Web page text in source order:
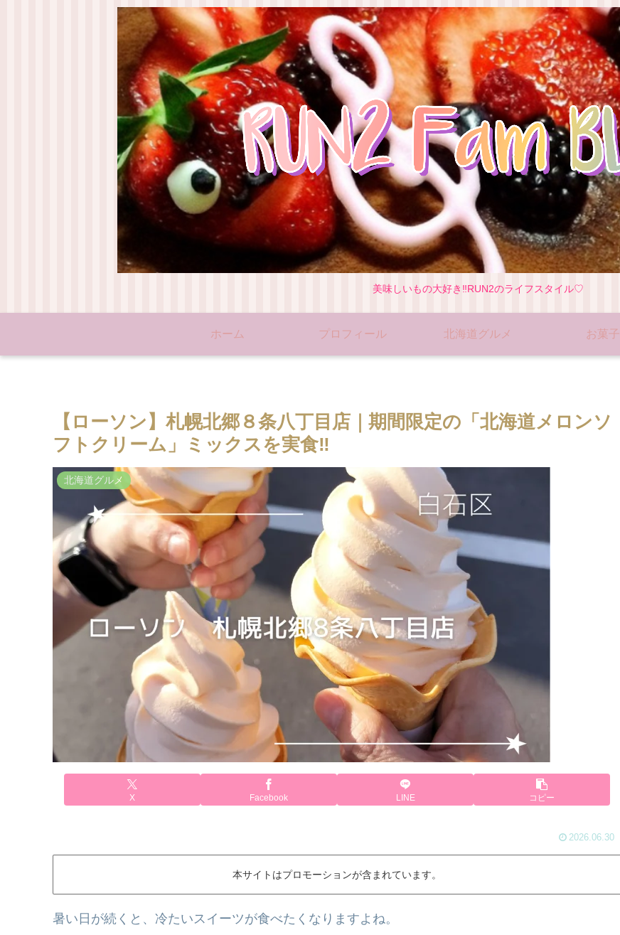
美味しいもの大好き‼RUN2のライフスタイル♡
ホーム プロフィール 北海道グルメ お菓子
【ローソン】札幌北郷８条八丁目店｜期間限定の「北海道メロンソ
フトクリーム」ミックスを実食‼
北海道グルメ
X Facebook LINE コピー
2026.06.30
本サイトはプロモーションが含まれています。
暑い日が続くと、冷たいスイーツが食べたくなりますよね。